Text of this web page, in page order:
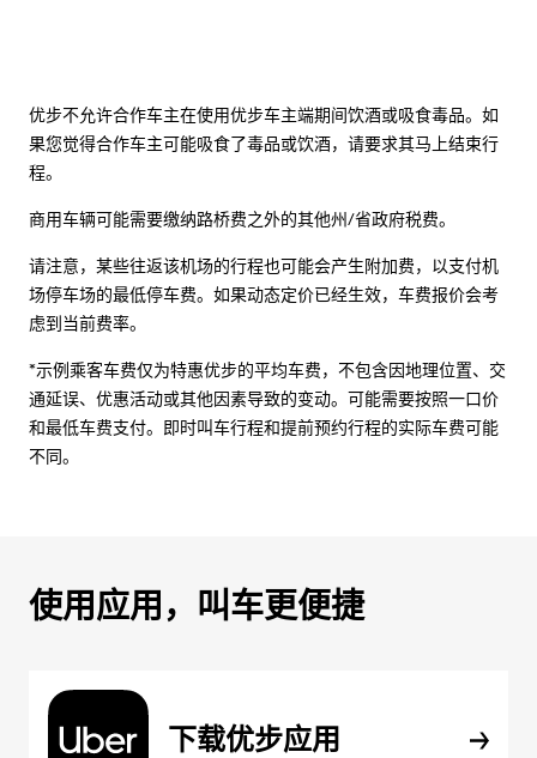
优步不允许合作车主在使用优步车主端期间饮酒或吸食毒品。如
果您觉得合作车主可能吸食了毒品或饮酒，请要求其马上结束行
程。
商用车辆可能需要缴纳路桥费之外的其他州/省政府税费。
请注意，某些往返该机场的行程也可能会产生附加费，以支付机
场停车场的最低停车费。如果动态定价已经生效，车费报价会考
虑到当前费率。
*示例乘客车费仅为特惠优步的平均车费，不包含因地理位置、交
通延误、优惠活动或其他因素导致的变动。可能需要按照一口价
和最低车费支付。即时叫车行程和提前预约行程的实际车费可能
不同。
使用应用，叫车更便捷
下载优步应用